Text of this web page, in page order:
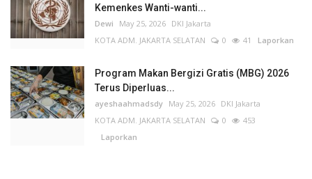
Kemenkes Wanti-wanti...
Dewi May 25, 2026 DKI Jakarta
KOTA ADM. JAKARTA SELATAN
0 41 Laporkan
Program Makan Bergizi Gratis (MBG) 2026
Terus Diperluas...
ayeshaahmadsdy May 25, 2026 DKI Jakarta
KOTA ADM. JAKARTA SELATAN
0
453
Laporkan